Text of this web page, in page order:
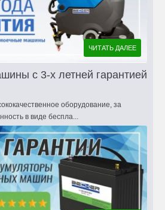
ЧИТАТЬ ДАЛЕЕ
с 3-х летней гарантией
оборудование, за
в виде беспла...